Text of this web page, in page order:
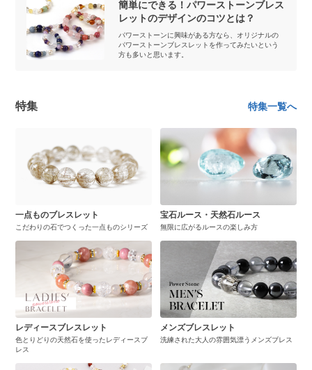
簡単にできる！パワーストーンブレス
レットのデザインのコツとは？
パワーストーンに興味がある方なら、オリジナルの
パワーストーンブレスレットを作ってみたいという
方も多いと思います。
特集 特集一覧へ
一点ものブレスレット
こだわりの石でつくった一点ものシリーズ
宝石ルース・天然石ルース
無限に広がるルースの楽しみ方
レディースブレスレット
色とりどりの天然石を使ったレディースブ
レス
メンズブレスレット
洗練された大人の雰囲気漂うメンズブレス